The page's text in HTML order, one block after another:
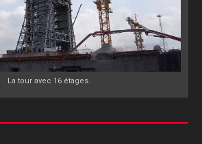
La tour avec 16 étages.